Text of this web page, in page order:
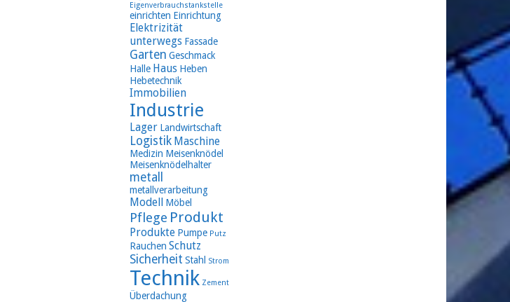
Eigenverbrauchstankstelle
einrichten Einrichtung
Elektrizität
unterwegs Fassade
Garten Geschmack
Halle Haus Heben
Hebetechnik
Immobilien
Industrie
Lager Landwirtschaft
Logistik Maschine
Medizin Meisenknödel
Meisenknödelhalter
metall
metallverarbeitung
Modell Möbel
Pflege Produkt
Produkte Pumpe Putz
Rauchen Schutz
Sicherheit Stahl Strom
Technik Zement
Überdachung